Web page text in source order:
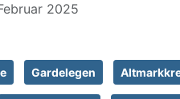
2025
Gardelegen